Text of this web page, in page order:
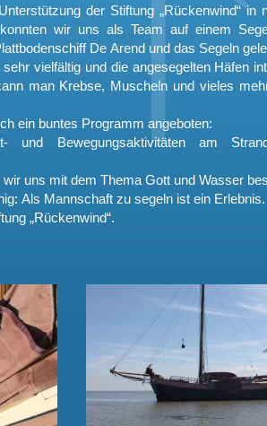
der Stiftung „Rückenwind“ in
wir uns als Team auf einem
De Arend und das Segeln
vielfältig und die angesegelten Häfen
man Krebse, Muscheln und vieles
ein buntes Programm angeboten:
und Bewegungsaktivitäten am
uns mit dem Thema Gott und Wasser
Als Mannschaft zu segeln ist ein Erlebnis.
„Rückenwind“.